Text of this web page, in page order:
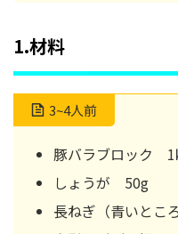
1.材料
3~4人前
豚バラブロック 1
しょうが 50g
長ねぎ（青いとこ